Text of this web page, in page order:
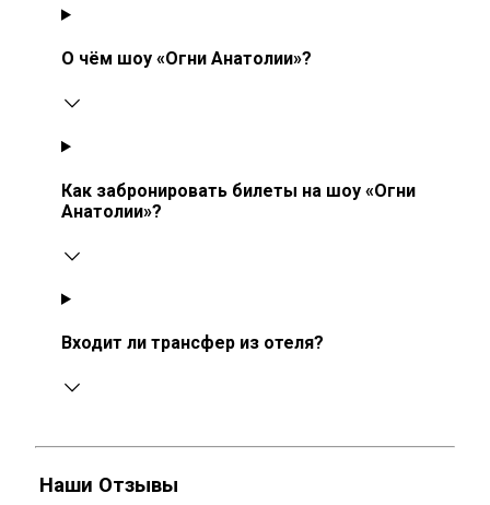
О чём шоу «Огни Анатолии»?
Как забронировать билеты на шоу «Огни
Анатолии»?
Входит ли трансфер из отеля?
Наши Отзывы